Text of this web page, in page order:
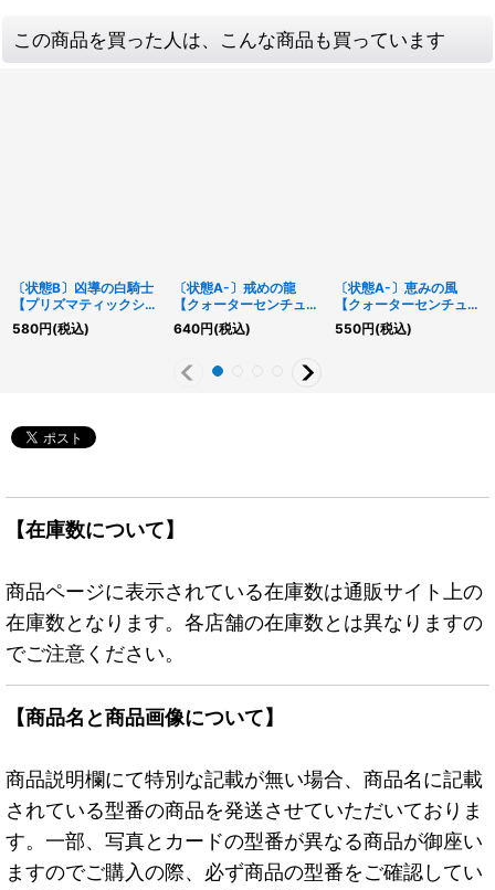
この商品を買った人は、こんな商品も買っています
〔状態B〕凶導の白騎士
【プリズマティックシー
クレット】{LIOV-
JP032}《儀式》
580円(税込)
〔状態A-〕戒めの龍
【クォーターセンチュリ
ーシークレット】
{QCCU-JP134}《モン
640円(税込)
〔状態A-〕恵みの風
【クォーターセンチュリ
ーシークレット】
{QCCU-JP168}《罠》
550円(税込)
【在庫数について】
商品ページに表示されている在庫数は通販サイト上の
在庫数となります。各店舗の在庫数とは異なりますの
でご注意ください。
【商品名と商品画像について】
商品説明欄にて特別な記載が無い場合、商品名に記載
されている型番の商品を発送させていただいておりま
す。一部、写真とカードの型番が異なる商品が御座い
ますのでご購入の際、必ず商品の型番をご確認してい